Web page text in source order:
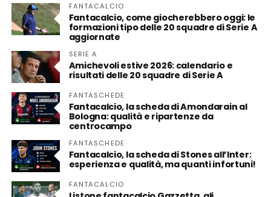
FANTACALCIO
Fantacalcio, come giocherebbero oggi: le
formazioni tipo delle 20 squadre di Serie A
aggiornate
SERIE A
Amichevoli estive 2026: calendario e
risultati delle 20 squadre di Serie A
FANTASCHEDE
Fantacalcio, la scheda di Amondarain al
Bologna: qualità e ripartenze da
centrocampo
FANTASCHEDE
Fantacalcio, la scheda di Stones all’Inter:
esperienza e qualità, ma quanti infortuni!
FANTACALCIO